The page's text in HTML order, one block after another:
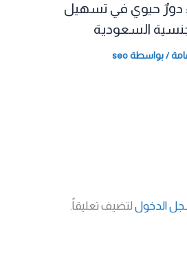
دورٌ حيوي في تسهيل
السعودية
/ بواسطة seo
الدخوللتضيف تعليقاً.